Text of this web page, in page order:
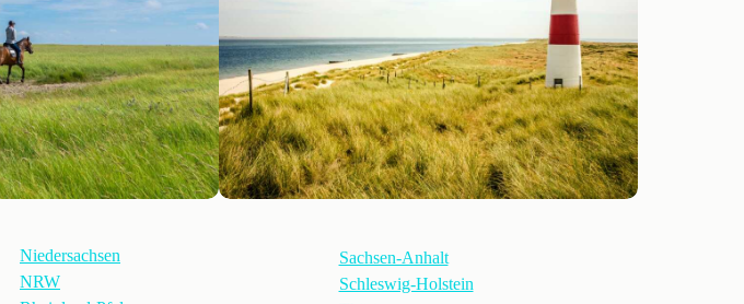
Niedersachsen
NRW
Sachsen-Anhalt
Schleswig-Holstein